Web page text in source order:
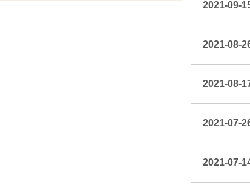
2021-09-
2021-08-
2021-08-
2021-07-
2021-07-